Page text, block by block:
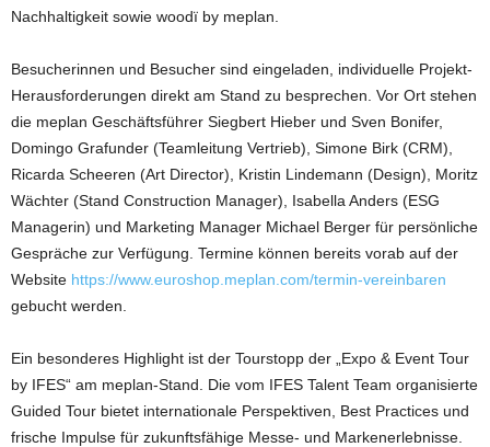
Nachhaltigkeit sowie woodï by meplan.
Besucherinnen und Besucher sind eingeladen, individuelle Projekt-
Herausforderungen direkt am Stand zu besprechen. Vor Ort stehen
die meplan Geschäftsführer Siegbert Hieber und Sven Bonifer,
Domingo Grafunder (Teamleitung Vertrieb), Simone Birk (CRM),
Ricarda Scheeren (Art Director), Kristin Lindemann (Design), Moritz
Wächter (Stand Construction Manager), Isabella Anders (ESG
Managerin) und Marketing Manager Michael Berger für persönliche
Gespräche zur Verfügung. Termine können bereits vorab auf der
Website https://www.euroshop.meplan.com/termin-vereinbaren
gebucht werden.
Ein besonderes Highlight ist der Tourstopp der „Expo & Event Tour
by IFES“ am meplan-Stand. Die vom IFES Talent Team organisierte
Guided Tour bietet internationale Perspektiven, Best Practices und
frische Impulse für zukunftsfähige Messe- und Markenerlebnisse.